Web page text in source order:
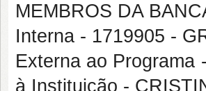
MEMBROS DA
Interna - 1719905 -
Externa ao Programa
à Instituição -